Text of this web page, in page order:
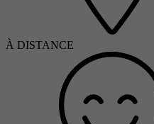
À DISTANCE